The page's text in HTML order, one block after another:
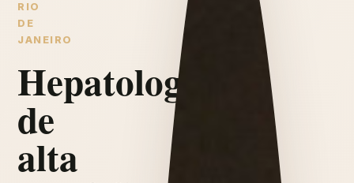
RIO
DE
JANEIRO
Hepatologia
de
alta